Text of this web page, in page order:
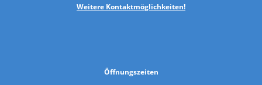
Weitere Kontaktmöglichkeiten!
Öffnungszeiten